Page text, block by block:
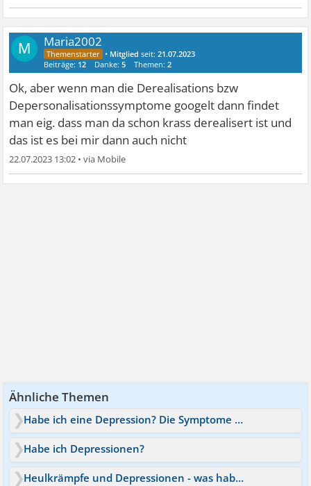
M Maria2002
• Mitglied seit:21.07.2023
Beiträge: 12 Danke:5 Themen:2
Ok, aber wenn man die Derealisations bzw
Depersonalisationssymptome googelt dann findet
man eig. dass man da schon krass derealisert ist und
das ist es bei mir dann auch nicht
22.07.2023 13:02 •
Ähnliche Themen
Habe ich eine Depression? Die Symptome könnten passen
Habe ich Depressionen?
Heulkrämpfe und Depressionen - was habe ich?